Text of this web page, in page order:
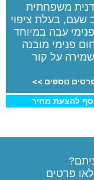
משפחתית
שעם, בעלת ציפוי
PVC פנימי עבה במיוחד
פנימי מובנה
על קור
נוספים >>
להצעת מחיר
פרטים